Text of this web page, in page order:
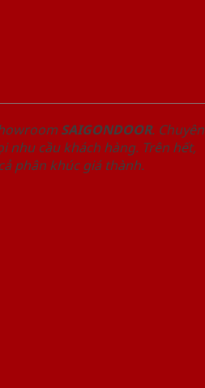
SAIGONDOOR. Chuyên
nhu cầu khách hàng. Trên hết,
phân khúc giá thành.